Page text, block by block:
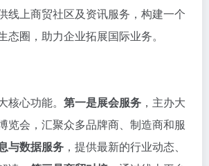
线上商贸社区及资讯服务，构建一个
态圈，助力企业拓展国际业务。
心功能。 第一是展会服务 ，主办大
览会，汇聚众多品牌商、制造商和服
与数据服务 ，提供最新的行业动态、